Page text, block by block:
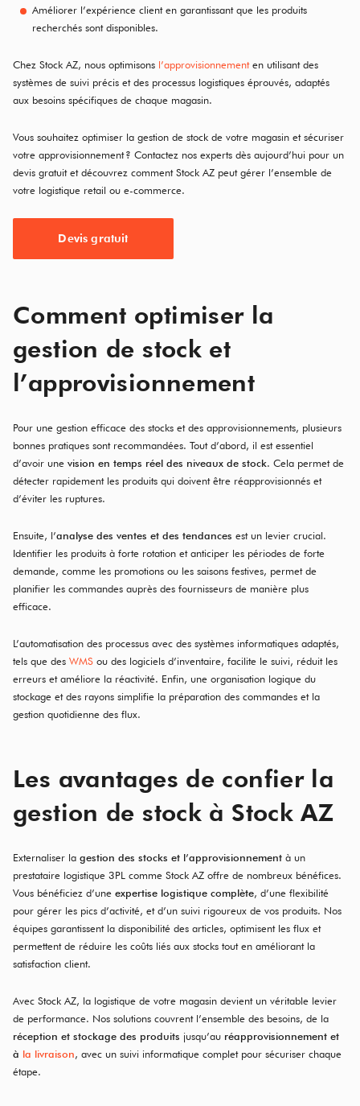
Améliorer l’expérience client en garantissant que les produits
recherchés sont disponibles.
Chez Stock AZ, nous optimisons l’approvisionnementen utilisant des
systèmes de suivi précis et des processus logistiques éprouvés, adaptés
aux besoins spécifiques de chaque magasin.
Vous souhaitez optimiser la gestion de stock de votre magasin et sécuriser
votre approvisionnement ? Contactez nos experts dès aujourd’hui pour un
devis gratuit et découvrez comment Stock AZ peut gérer l’ensemble de
votre logistique retail ou e-commerce.
Devis gratuit
Comment optimiser la
gestion de stock et
l’approvisionnement
Pour une gestion efficace des stocks et des approvisionnements, plusieurs
bonnes pratiques sont recommandées. Tout d’abord, il est essentiel
d’avoir une vision en temps réel des niveaux de stock. Cela permet de
détecter rapidement les produits qui doivent être réapprovisionnés et
d’éviter les ruptures.
Ensuite, l’analyse des ventes et des tendances est un levier crucial.
Identifier les produits à forte rotation et anticiper les périodes de forte
demande, comme les promotions ou les saisons festives, permet de
planifier les commandes auprès des fournisseurs de manière plus
efficace.
L’automatisation des processus avec des systèmes informatiques adaptés,
tels que des WMS ou des logiciels d’inventaire, facilite le suivi, réduit les
erreurs et améliore la réactivité. Enfin, une organisation logique du
stockage et des rayons simplifie la préparation des commandes et la
gestion quotidienne des flux.
Les avantages de confier la
gestion de stock à Stock AZ
Externaliser la gestion des stocks et l’approvisionnement à un
prestataire logistique 3PL comme Stock AZ offre de nombreux bénéfices.
Vous bénéficiez d’une expertise logistique complète, d’une flexibilité
pour gérer les pics d’activité, et d’un suivi rigoureux de vos produits. Nos
équipes garantissent la disponibilité des articles, optimisent les flux et
permettent de réduire les coûts liés aux stocks tout en améliorant la
satisfaction client.
Avec Stock AZ, la logistique de votre magasin devient un véritable levier
de performance. Nos solutions couvrent l’ensemble des besoins, de la
réception et stockage des produits jusqu’au réapprovisionnement et
à la livraison, avec un suivi informatique complet pour sécuriser chaque
étape.